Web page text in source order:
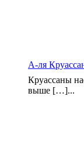
А-ля
Круассаны
выше […]...